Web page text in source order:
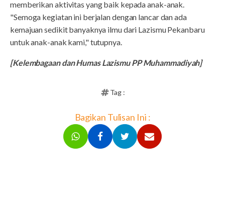
memberikan aktivitas yang baik kepada anak-anak.
"Semoga kegiatan ini berjalan dengan lancar dan ada
kemajuan sedikit banyaknya ilmu dari Lazismu Pekanbaru
untuk anak-anak kami," tutupnya.
[Kelembagaan dan Humas Lazismu PP Muhammadiyah]
Tag :
Bagikan Tulisan Ini :